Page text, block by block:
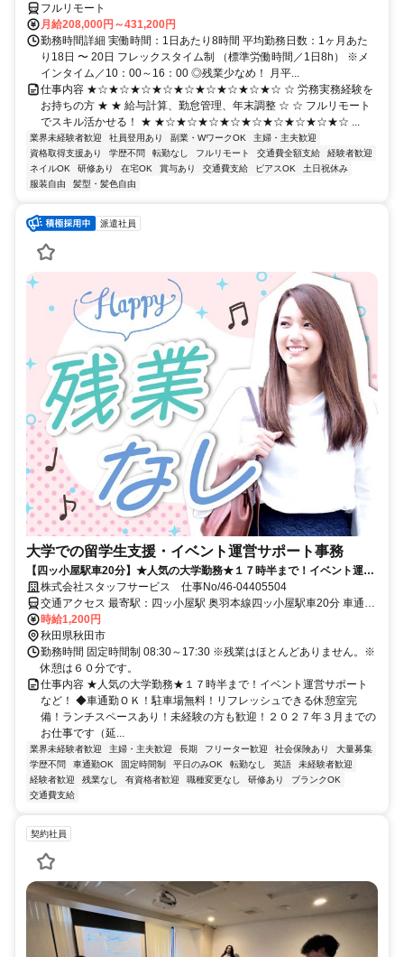
フルリモート
月給208,000円～431,200円
勤務時間詳細 実働時間：1日あたり8時間 平均勤務日数：1ヶ月あた
り18日 〜 20日 フレックスタイム制 （標準労働時間／1日8h） ※メ
インタイム／10：00～16：00 ◎残業少なめ！ 月平...
仕事内容 ★☆★☆★☆★☆★☆★☆★☆★☆★☆ ☆ 労務実務経験を
お持ちの方 ★ ★ 給与計算、勤怠管理、年末調整 ☆ ☆ フルリモート
でスキル活かせる！ ★ ★☆★☆★☆★☆★☆★☆★☆★☆★☆ ...
業界未経験者歓迎 社員登用あり 副業・WワークOK
主婦・主夫歓迎
資格取得支援あり
学歴不問 転勤なし フルリモート 交通費全額支給
経験者歓迎
ネイルOK
研修あり 在宅OK 賞与あり 交通費支給 ピアスOK
土日祝休み
服装自由
髪型・髪色自由
派遣社員
大学での留学生支援・イベント運営サポート事務
【四ッ小屋駅車20分】★人気の大学勤務★１７時半まで！イベント運営
サポートなど！
株式会社スタッフサービス 仕事No/46-04405504
交通アクセス 最寄駅：四ッ小屋駅 奥羽本線四ッ小屋駅車20分 車通勤
可能
時給1,200円
秋田県秋田市
勤務時間 固定時間制 08:30～17:30 ※残業はほとんどありません。※
休憩は６０分です。
仕事内容 ★人気の大学勤務★１７時半まで！イベント運営サポート
など！ ◆車通勤ＯＫ！駐車場無料！リフレッシュできる休憩室完
備！ランチスペースあり！未経験の方も歓迎！２０２７年３月までの
お仕事です（延...
業界未経験者歓迎 主婦・主夫歓迎 長期 フリーター歓迎 社会保険あり
大量募集
学歴不問
車通勤OK 固定時間制 平日のみOK 転勤なし 英語
未経験者歓迎
経験者歓迎
残業なし 有資格者歓迎 職種変更なし 研修あり
ブランクOK
交通費支給
契約社員